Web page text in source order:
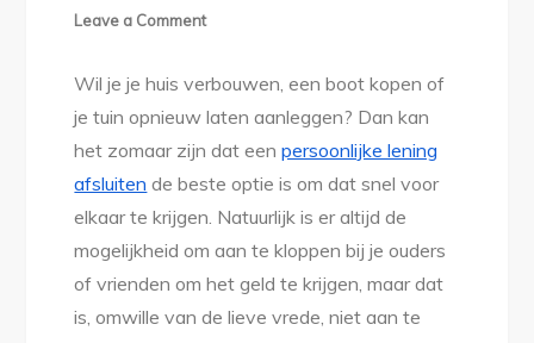
Leave a Commenton
persoonlijke
lening
afsluiten
kan
gewoon
online
Wil je je huis verbouwen, een boot kopen of
je tuin opnieuw laten aanleggen? Dan kan
het zomaar zijn dat eenpersoonlijke lening
afsluiten de beste optie is om dat snel voor
elkaar te krijgen. Natuurlijk is er altijd de
mogelijkheid om aan te kloppen bij je ouders
of vrienden om het geld te krijgen, maar dat
is, omwille van de lieve vrede, niet aan te